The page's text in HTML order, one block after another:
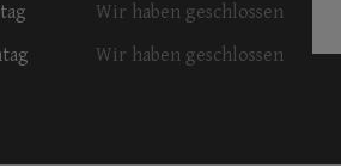
Wir haben geschlossen
Wir haben geschlossen